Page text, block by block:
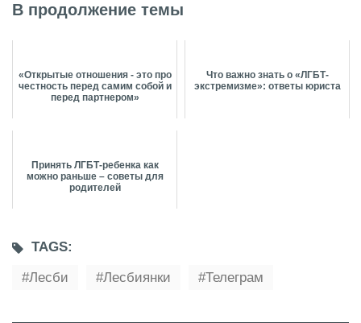
В продолжение темы
«Открытые отношения - это про
честность перед самим собой и
перед партнером»
Что важно знать о «ЛГБТ-
экстремизме»: ответы юриста
Принять ЛГБТ-ребенка как
можно раньше – советы для
родителей
TAGS:
Лесби
Лесбиянки Телеграм